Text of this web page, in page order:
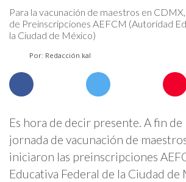
Para la vacunación de maestros en
de Preinscripciones AEFCM (Autoridad
la Ciudad de México)
Por: Redacción kal
Es hora de decir presente. A fin
jornada de vacunación de
iniciaron las preinscripciones
Educativa Federal de la Ciudad de